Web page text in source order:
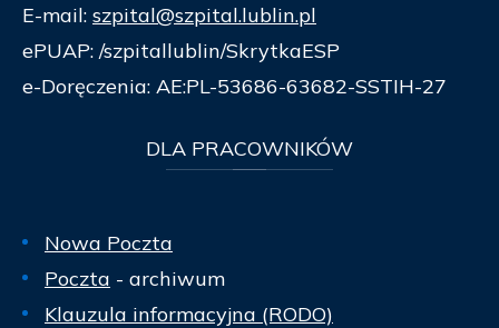
E-mail: szpital@szpital.lublin.pl
ePUAP: /szpitallublin/SkrytkaESP
e-Doręczenia: AE:PL-53686-63682-SSTIH-27
DLA PRACOWNIKÓW
Nowa Poczta
Poczta - archiwum
Klauzula informacyjna (RODO)